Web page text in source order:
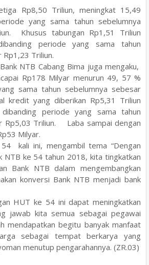
Rp8,50 Triliun, meningkat 15,49
yang sama tahun sebelumnya
Khusus tabungan Rp1,51 Triliun
periode yang sama tahun
Triliun.
NTB Cabang Bima juga mengaku,
Rp178 Milyar menurun 49, 57 %
sama tahun sebelumnya sebesar
kredit yang diberikan Rp5,31 Triliun
periode yang sama tahun
Rp5,03 Triliun. Laba sampai dengan
Milyar.
kali ini, mengambil tema “Dengan
NTB ke 54 tahun 2018, kita tingkatkan
Bank NTB dalam mengembangkan
konversi Bank NTB menjadi bank
HUT ke 54 ini dapat meningkatkan
jawab kita semua sebagai pegawai
mendapatkan begitu banyak manfaat
sebagai tempat berkarya yang
menutup pengarahannya. (ZR.03)